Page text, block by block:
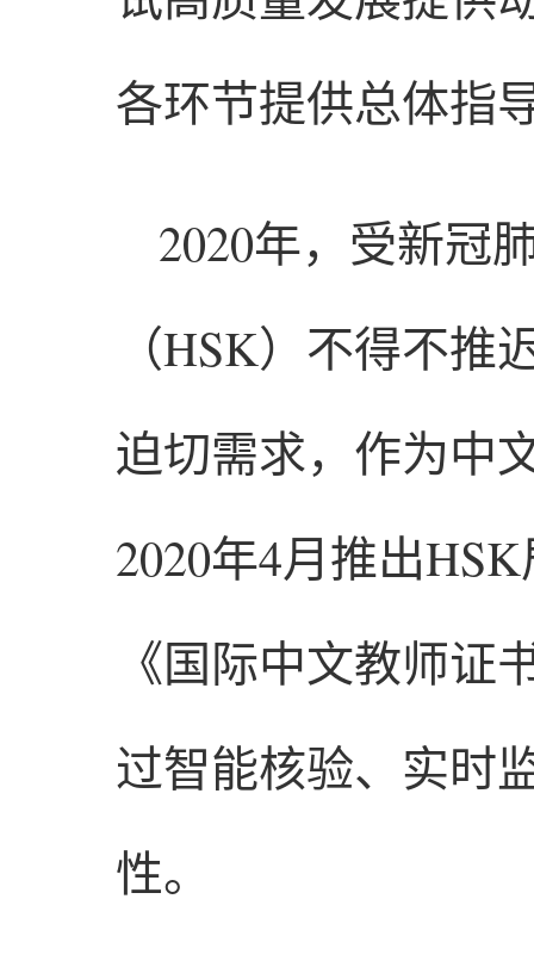
各环节提供总体指
2020年，受新冠
（HSK）不得不
迫切需求，作为中
2020年4月推出
《国际中文教师
过智能核验、实时
性。